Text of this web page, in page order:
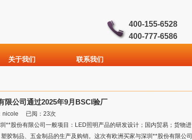
400-155-6528
400-777-6586
关于我们 联系我们
限公司通过2025年9月BSCI验厂
nicole 已阅： 23次
**股份有限公司一般项目：LED照明产品的研发设计；国内贸易；货物进
胶制品、五金制品的生产及购销。这次有欧洲买家与深圳**股份有限公司